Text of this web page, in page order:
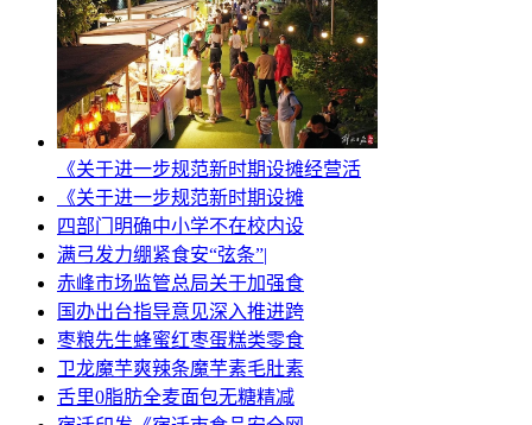
《关于进一步规范新时期设摊经营活
《关于进一步规范新时期设摊
四部门明确中小学不在校内设
满弓发力绷紧食安“弦条”|
赤峰市场监管总局关于加强食
国办出台指导意见深入推进跨
枣粮先生蜂蜜红枣蛋糕类零食
卫龙魔芋爽辣条魔芋素毛肚素
舌里0脂肪全麦面包无糖精减